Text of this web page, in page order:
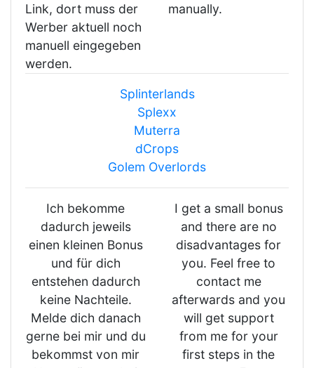
Link, dort muss der
Werber aktuell noch
manuell eingegeben
werden.
manually.
Splinterlands
Splexx
Muterra
dCrops
Golem Overlords
Ich bekomme
dadurch jeweils
einen kleinen Bonus
und für dich
entstehen dadurch
keine Nachteile.
Melde dich danach
gerne bei mir und du
bekommst von mir
I get a small bonus
and there are no
disadvantages for
you. Feel free to
contact me
afterwards and you
will get support
from me for your
first steps in the